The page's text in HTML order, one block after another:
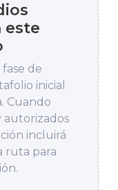
este
de
inicial
Cuando
autorizados
incluirá
ruta para